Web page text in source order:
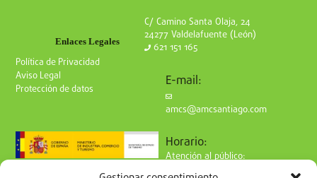
Enlaces Legales
Política de Privacidad
Aviso Legal
Protección de datos
C/ Camino Santa Olaja, 24
24277 Valdelafuente (León)
621 151 165
E-mail:
amcs@amcsantiago.com
Horario:
Atención al público: